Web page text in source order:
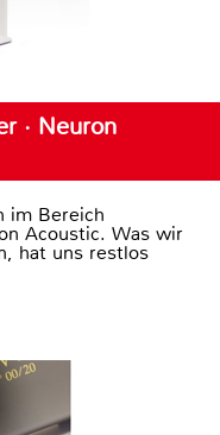
· Neuron
im Bereich
Acoustic. Was wir
hat uns restlos